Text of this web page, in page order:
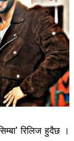
रिलिज हुदैछ ।